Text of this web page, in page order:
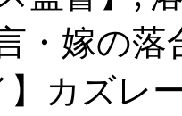
・嫁の
】カズレ